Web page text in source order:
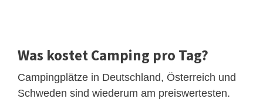
Was kostet Camping pro Tag?
Campingplätze in Deutschland, Österreich und
Schweden sind wiederum am preiswertesten.